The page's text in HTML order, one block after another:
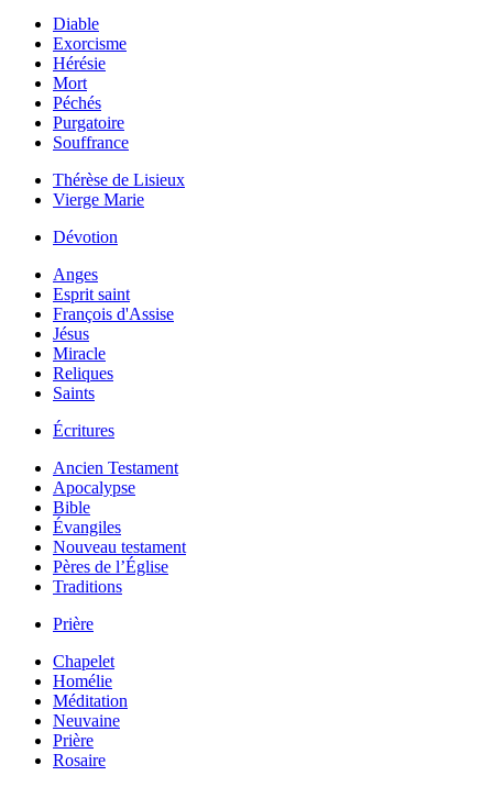
Diable
Exorcisme
Hérésie
Mort
Péchés
Purgatoire
Souffrance
Thérèse de Lisieux
Vierge Marie
Dévotion
Anges
Esprit saint
François d'Assise
Jésus
Miracle
Reliques
Saints
Écritures
Ancien Testament
Apocalypse
Bible
Évangiles
Nouveau testament
Pères de l’Église
Traditions
Prière
Chapelet
Homélie
Méditation
Neuvaine
Prière
Rosaire